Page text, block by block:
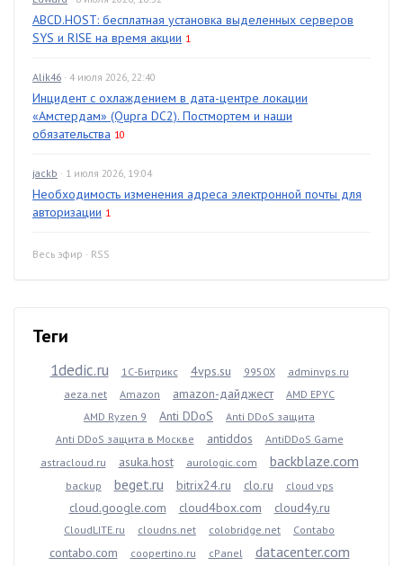
ABCD.HOST: бесплатная установка выделенных серверов
SYS и RISE на время акции 1
Alik46 · 4 июля 2026, 22:40
Инцидент с охлаждением в дата-центре локации
«Амстердам» (Qupra DC2). Постмортем и наши
обязательства 10
jackb · 1 июля 2026, 19:04
Необходимость изменения адреса электронной почты для
авторизации 1
Весь эфир · RSS
Теги
1dedic.ru 1С-Битрикс 4vps.su 9950X
adminvps.ru
aeza.net
Amazon amazon-дайджест
AMD EPYC
AMD Ryzen 9
Anti DDoS
Anti DDoS защита
Anti DDoS защита в Москве
antiddos
AntiDDoS Game
astracloud.ru
asuka.host aurologic.com backblaze.com
backup beget.ru bitrix24.ru clo.ru cloud vps
cloud.google.com cloud4box.com cloud4y.ru
CloudLITE.ru cloudns.net colobridge.net Contabo
contabo.com coopertino.ru cPanel datacenter.com